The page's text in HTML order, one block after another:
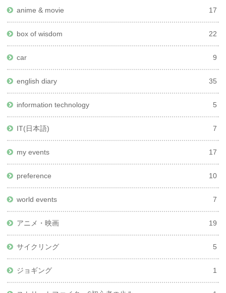
anime & movie 17
box of wisdom 22
car 9
english diary 35
information technology 5
IT(日本語) 7
my events 17
preference 10
world events 7
アニメ・映画 19
サイクリング 5
ジョギング 1